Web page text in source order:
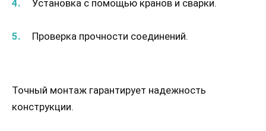
Установка с помощью кранов и сварки.
Проверка прочности соединений.
Точный монтаж гарантирует надежность
конструкции.